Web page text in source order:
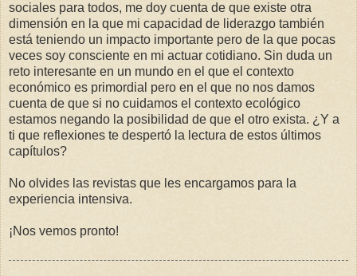
sociales para todos, me doy cuenta de que existe otra
dimensión en la que mi capacidad de liderazgo también
está teniendo un impacto importante pero de la que pocas
veces soy consciente en mi actuar cotidiano. Sin duda un
reto interesante en un mundo en el que el contexto
económico es primordial pero en el que no nos damos
cuenta de que si no cuidamos el contexto ecológico
estamos negando la posibilidad de que el otro exista. ¿Y a
ti que reflexiones te despertó la lectura de estos últimos
capítulos?
No olvides las revistas que les encargamos para la
experiencia intensiva.
¡Nos vemos pronto!